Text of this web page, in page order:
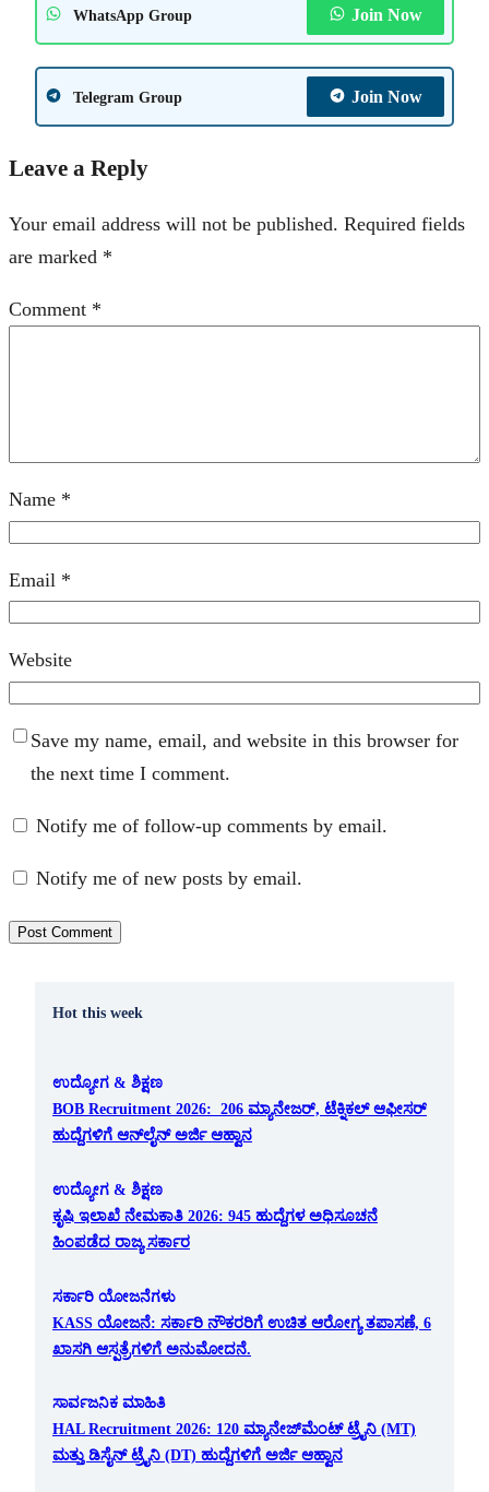
WhatsApp Group Join Now
Telegram Group Join Now
Leave a Reply
Your email address will not be published. Required fields
are marked *
Comment *
Name *
Email *
Website
Save my name, email, and website in this browser for
the next time I comment.
Notify me of follow-up comments by email.
Notify me of new posts by email.
Hot this week
ಉದ್ಯೋಗ & ಶಿಕ್ಷಣ
BOB Recruitment 2026: 206 ಮ್ಯಾನೇಜರ್, ಟೆಕ್ನಿಕಲ್ ಆಫೀಸರ್
ಹುದ್ದೆಗಳಿಗೆ ಆನ್‌ಲೈನ್ ಅರ್ಜಿ ಆಹ್ವಾನ
ಉದ್ಯೋಗ & ಶಿಕ್ಷಣ
ಕೃಷಿ ಇಲಾಖೆ ನೇಮಕಾತಿ 2026: 945 ಹುದ್ದೆಗಳ ಅಧಿಸೂಚನೆ
ಹಿಂಪಡೆದ ರಾಜ್ಯ ಸರ್ಕಾರ
ಸರ್ಕಾರಿ ಯೋಜನೆಗಳು
KASS ಯೋಜನೆ: ಸರ್ಕಾರಿ ನೌಕರರಿಗೆ ಉಚಿತ ಆರೋಗ್ಯ ತಪಾಸಣೆ, 6
ಖಾಸಗಿ ಆಸ್ಪತ್ರೆಗಳಿಗೆ ಅನುಮೋದನೆ.
ಸಾರ್ವಜನಿಕ ಮಾಹಿತಿ
HAL Recruitment 2026: 120 ಮ್ಯಾನೇಜ್‌ಮೆಂಟ್ ಟ್ರೈನಿ (MT)
ಮತ್ತು ಡಿಸೈನ್ ಟ್ರೈನಿ (DT) ಹುದ್ದೆಗಳಿಗೆ ಅರ್ಜಿ ಆಹ್ವಾನ